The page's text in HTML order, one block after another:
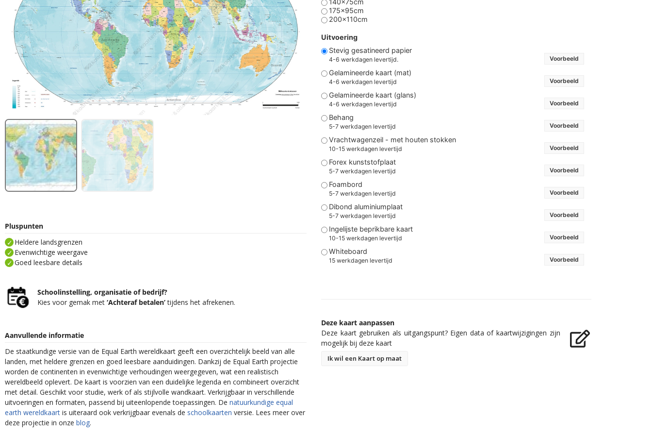
Pluspunten
Heldere landsgrenzen
Evenwichtige weergave
Goed leesbare details
Schoolinstelling, organisatie of bedrijf?
Kies voor gemak met‘Achteraf betalen’tijdens het afrekenen.
Aanvullende informatie
De staatkundige versie van de Equal Earth wereldkaart geeft een overzichtelijk beeld van alle
landen, met heldere grenzen en goed leesbare aanduidingen. Dankzij de Equal Earth projectie
worden de continenten in evenwichtige verhoudingen weergegeven, wat een realistisch
wereldbeeld oplevert. De kaart is voorzien van een duidelijke legenda en combineert overzicht
met detail. Geschikt voor studie, werk of als stijlvolle wandkaart. Verkrijgbaar in verschillende
uitvoeringen en formaten, passend bij uiteenlopende toepassingen. De natuurkundige equal
earth wereldkaart is uiteraard ook verkrijgbaar evenals de schoolkaarten versie. Lees meer over
deze projectie in onze blog.
140x75cm
175x95cm
200x110cm
Uitvoering
Stevig gesatineerd papier
4-6 werkdagen levertijd. Voorbeeld
Gelamineerde kaart (mat)
4-6 werkdagen levertijd Voorbeeld
Gelamineerde kaart (glans)
4-6 werkdagen levertijd Voorbeeld
Behang
5-7 werkdagen levertijd Voorbeeld
Vrachtwagenzeil - met houten stokken
10-15 werkdagen levertijd Voorbeeld
Forex kunststofplaat
5-7 werkdagen levertijd Voorbeeld
Foambord
5-7 werkdagen levertijd Voorbeeld
Dibond aluminiumplaat
5-7 werkdagen levertijd Voorbeeld
Ingelijste beprikbare kaart
10-15 werkdagen levertijd Voorbeeld
Whiteboard
15 werkdagen levertijd Voorbeeld
Deze kaart aanpassen
Deze kaart gebruiken als uitgangspunt? Eigen data of kaartwijzigingen zijn
mogelijk bij deze kaart
Ik wil een Kaart op maat